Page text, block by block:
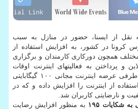
نقل از ایسنا، حضور در منازل به سبب
کرونا در کشور، به افزایش استفاده از
مختلف همچون دورکاری کارمندان و برگزاری
و پرداختن به فعالیتهای اینترنت اوقات
فراغت منجر گردید. از طرفی عرضه اینترنت مجانی ۱۰۰ گیگابایتی
از اینترنت را افزایش داده و که در
و نارضایتی کاربران شد.
شکایات ۱۹۵
به منظور افزایش رضایت